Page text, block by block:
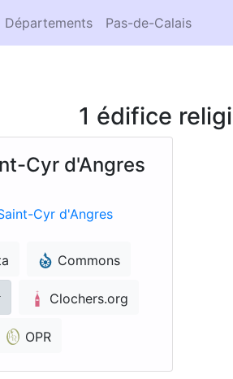
Départements Pas-de-Calais
1 édifice
Cyr d'Angres
Commons
Clochers.org
OPR